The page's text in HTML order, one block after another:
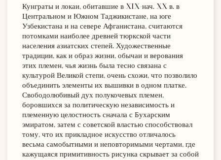
Кунграты и локаи, обитавшие в XIX-нач. XX в. в
Центральном и Южном Таджикистане, на юге
Узбекистана и на севере Афганистана, считаются
потомками наиболее древней тюркской части
населения азиатских степей. Художественные
традиции, как и образ жизни, обычаи и верования
этих племен, чья жизнь была тесно связана с
культурой Великой степи, очень схожи, что позволило
объединить элементы их вышивки в одном платке.
Свободолюбивый дух полукочевых племен,
боровшихся за политическую независимость и
племенную целостность сначала с Бухарским
эмиратом, затем с советской властью способствовал
тому, что их прикладное искусство отличалось
весьма самобытными и неповторимыми чертами, где
кажущаяся примитивность рисунка скрывает за собой